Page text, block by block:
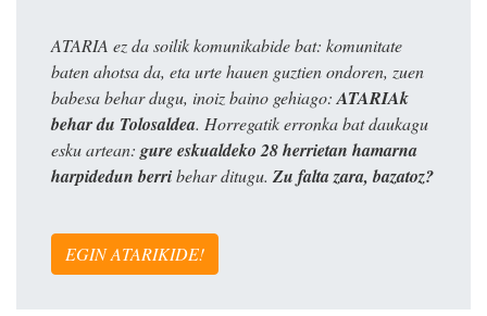
ATARIA ez da soilik komunikabide bat: komunitate
baten ahotsa da, eta urte hauen guztien ondoren, zuen
babesa behar dugu, inoiz baino gehiago: ATARIAk
behar du Tolosaldea. Horregatik erronka bat daukagu
esku artean: gure eskualdeko 28 herrietan hamarna
harpidedun berribehar ditugu. Zu falta zara, bazatoz?
EGIN ATARIKIDE!